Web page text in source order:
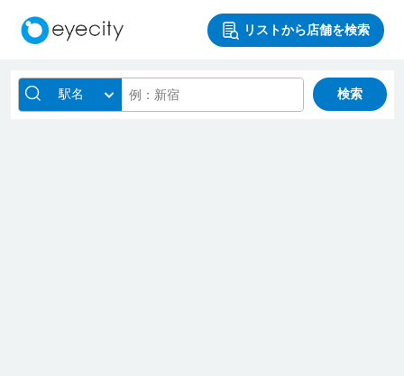
リストから店舗を検索
駅名 検索